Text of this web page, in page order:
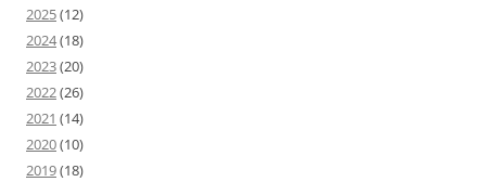
2025(12)
2024(18)
2023(20)
2022(26)
2021 (14)
2020(10)
2019(18)